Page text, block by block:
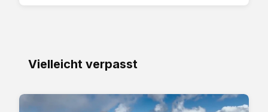
Vielleicht verpasst